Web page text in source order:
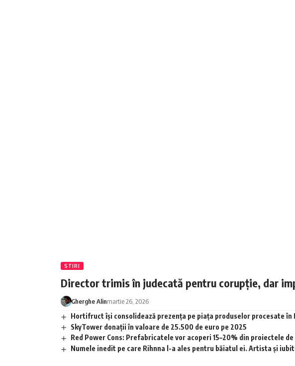
STIRI
Director trimis în judecată pentru corupție, dar
Gherghe Alinmartie 26, 2026
Hortifruct își consolidează prezența pe piața produselor procesate în
SkyTower donații în valoare de 25.500 de euro pe 2025
Red Power Cons: Prefabricatele vor acoperi 15–20% din proiectele
Numele inedit pe care Rihnna l-a ales pentru băiatul ei. Artista și